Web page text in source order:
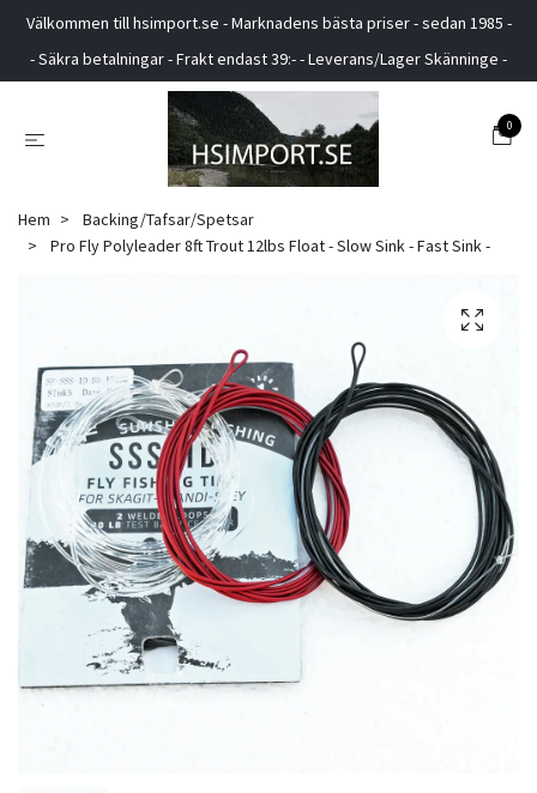
Välkommen till hsimport.se - Marknadens bästa priser - sedan 1985 -
- Säkra betalningar - Frakt endast 39:- - Leverans/Lager Skänninge -
0
Hem
Backing/Tafsar/Spetsar
Pro Fly Polyleader 8ft Trout 12lbs Float - Slow Sink - Fast Sink -